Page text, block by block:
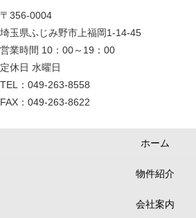
〒356-0004
埼玉県ふじみ野市上福岡1-14-45
営業時間 10：00～19：00
定休日 水曜日
TEL：049-263-8558
FAX：049-263-8622
ホーム
物件紹介
会社案内